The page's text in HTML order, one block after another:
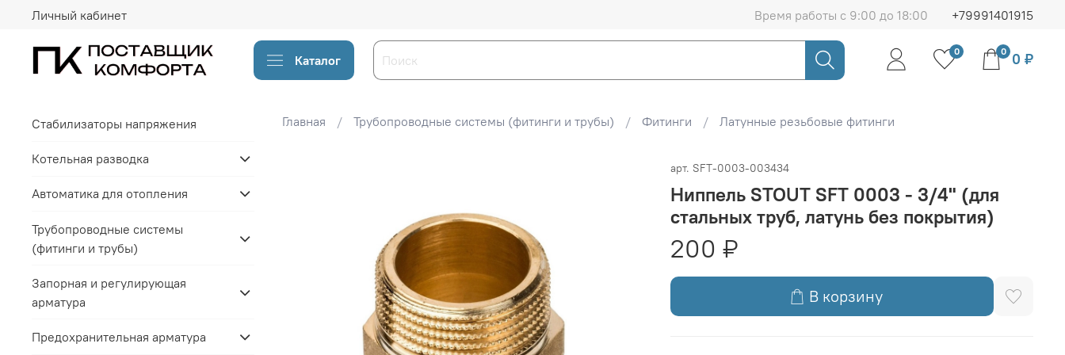
Личный кабинет Время работы с 9:00 до 18:00 +79991401915
Каталог
0 0 0 ₽
Главная Трубопроводные системы (фитинги и трубы) Фитинги Латунные резьбовые фитинги
арт. SFT-0003-003434
Ниппель STOUT SFT 0003 - 3/4" (для
стальных труб, латунь без покрытия)
200 ₽
В корзину
Стабилизаторы напряжения
Котельная разводка
Автоматика для отопления
Трубопроводные системы
(фитинги и трубы)
Запорная и регулирующая
арматура
Предохранительная арматура